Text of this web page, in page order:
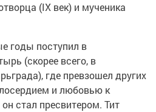
(IX век) и мученика
годы поступил в
(скорее всего, в
где превзошел других
и любовью к
стал пресвитером. Тит